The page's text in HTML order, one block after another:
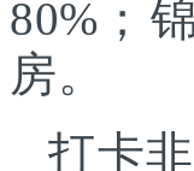
80%；
房。
打卡